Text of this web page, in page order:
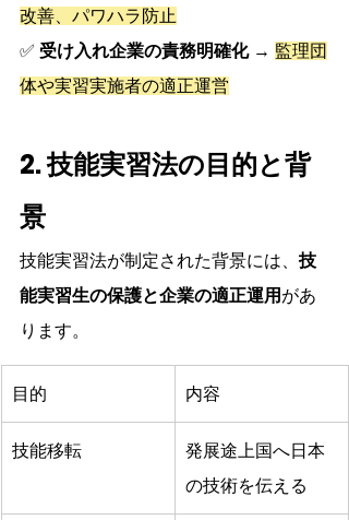
改善、パワハラ防止
✅ 受け入れ企業の責務明確化 → 監理団
体や実習実施者の適正運営
2. 技能実習法の目的と背
景
技能実習法が制定された背景には、 技
能実習生の保護と企業の適正運用 があ
ります。
目的 内容
技能移転
発展途上国へ日本
の技術を伝える